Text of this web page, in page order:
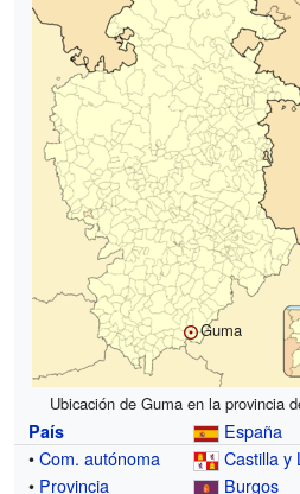
Guma
Ubicación de Guma en la provincia
País
España
•Com. autónoma
Castilla y
• Provincia
Burgos